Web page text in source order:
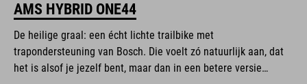
AMS HYBRID ONE44
De heilige graal: een écht lichte trailbike met
trapondersteuning van Bosch. Die voelt zó natuurlijk aan, dat
het is alsof je jezelf bent, maar dan in een betere versie…